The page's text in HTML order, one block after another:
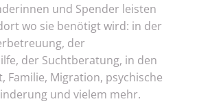
und Spender leisten
wo sie benötigt wird: in der
der
der Suchtberatung, in den
Familie, Migration, psychische
und vielem mehr.